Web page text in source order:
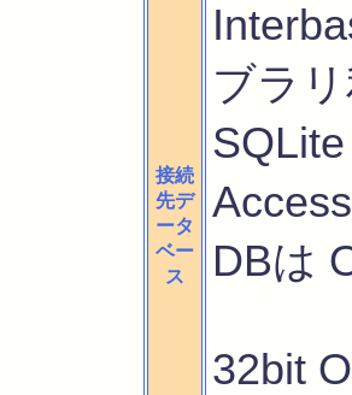
接続
先デ
ータ
ベー
ス
ブラ
DBは
32bit